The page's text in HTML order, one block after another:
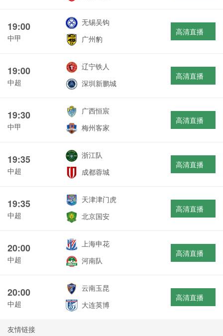
19:00
中甲
无锡吴钩
广州豹
高清直播
19:00
中超
辽宁铁人
深圳新鹏城
高清直播
19:30
中甲
广西恒宸
梅州客家
高清直播
19:35
中超
浙江队
成都蓉城
高清直播
19:35
中超
天津津门虎
北京国安
高清直播
20:00
中超
上海申花
河南队
高清直播
20:00
中超
云南玉昆
大连英博
高清直播
友情链接